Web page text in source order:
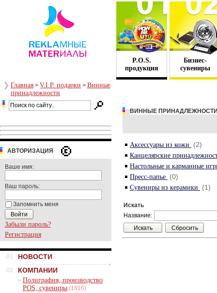
P.O.S.
продукция
Бизнес-
сувениры
Главная > V.I.P. подарки > Винные
принадлежности
АВТОРИЗАЦИЯ
Ваше имя:
Ваш пароль:
Запомнить меня
Забыли пароль?
Регистрация
.01 НОВОСТИ
.02 КОМПАНИИ
– Полиграфия, производство
POS, сувениры (1816)
ВИННЫЕ
Аксессуары из кожи (2)
Канцелярские
Настольные и карманные
Пресс-папье (0)
Сувениры из керамики (1)
Искать
Название: